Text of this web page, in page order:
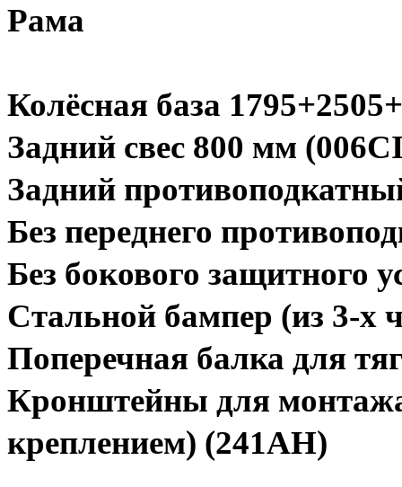
Рама
Колёсная база
Задний свес 800 мм
Задний
Без переднего
Без бокового защитного
Стальной бампер (из 3-х
Поперечная балка для
Кронштейны для
креплением) (241AH)